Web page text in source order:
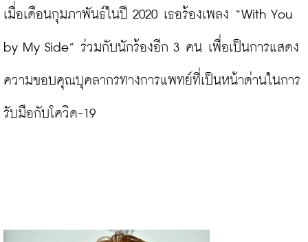
เมื่อเดือนกุมภาพันธ์ในปี 2020 เธอร้องเพลง “With You
by My Side” ร่วมกับนักร้องอีก 3 คน เพื่อเป็นการแสดง
ความขอบคุณบุคลากรทางการแพทย์ที่เป็นหน้าด่านในการ
รับมือกับโควิด-19